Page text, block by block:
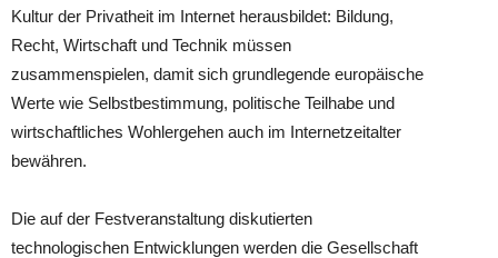
Kultur der Privatheit im Internet herausbildet: Bildung,
Recht, Wirtschaft und Technik müssen
zusammenspielen, damit sich grundlegende europäische
Werte wie Selbstbestimmung, politische Teilhabe und
wirtschaftliches Wohlergehen auch im Internetzeitalter
bewähren.
Die auf der Festveranstaltung diskutierten
technologischen Entwicklungen werden die Gesellschaft